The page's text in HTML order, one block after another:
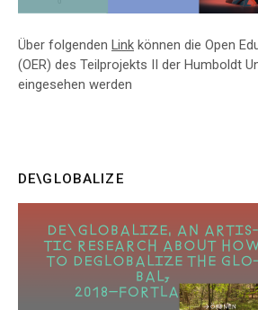
Über folgenden Link können die Open
(OER) des Teilprojekts II der Humboldt
eingesehen werden
DE\GLOBALIZE